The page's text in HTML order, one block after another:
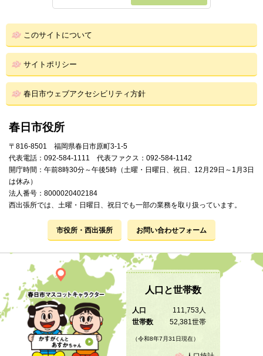
このサイトについて
サイトポリシー
春日市ウェブアクセシビリティ方針
春日市役所
〒816-8501 福岡県春日市原町3-1-5
代表電話：092-584-1111 代表ファクス：092-584-1142
開庁時間：午前8時30分～午後5時（土曜・日曜日、祝日、12月29日～1月3日
は休み）
法人番号：8000020402184
西出張所では、土曜・日曜日、祝日でも一部の業務を取り扱っています。
市役所・西出張所 お問い合わせフォーム
人口と世帯数
人口
111,753人
世帯数
52,381世帯
（令和8年7月31日現在）